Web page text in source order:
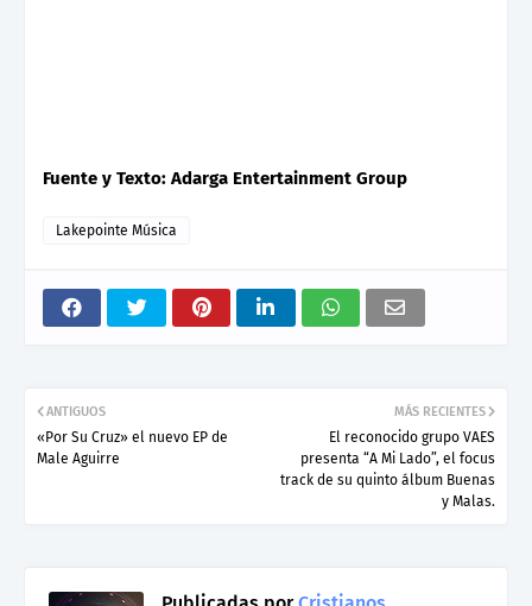
Fuente y Texto: Adarga Entertainment Group
Lakepointe Música
MÁS RECIENTES
El reconocido grupo VAES
presenta “A Mi Lado”, el focus
track de su quinto álbum Buenas
y Malas.
ANTIGUOS
«Por Su Cruz» el nuevo EP de
Male Aguirre